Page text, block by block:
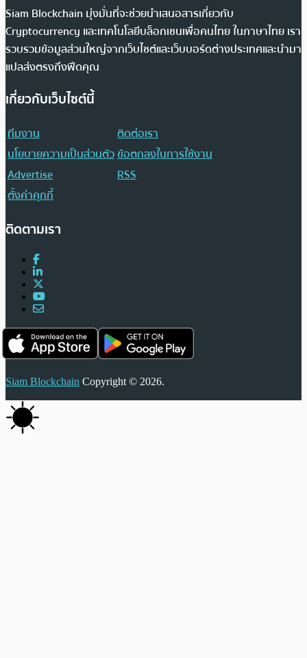
Siam Blockchain มุ่งมั่นที่จะช่วยนำเสนอสารเกี่ยวกับ
Cryptocurrency และเทคโนโลยีบล็อกเชนเพื่อคนไทย ในภาษาไทย เรา
รวบรวมข้อมูลส่วนใหญ่จากเว็บไซต์และเว็บบอร์ดต่างประเทศและนำมา
แปลส่งตรงถึงฟีดคุณ
เกี่ยวกับเว็บไซต์นี้
ทีมงาน
ติดต่อเรา
นโยบายความเป็นส่วนตัวข้อตกลงในการใช้งาน
Advertise
RSS
ตั้งค่าคุกกี้
ติดตามเรา
Siam Blockchain Copyright © 2026.